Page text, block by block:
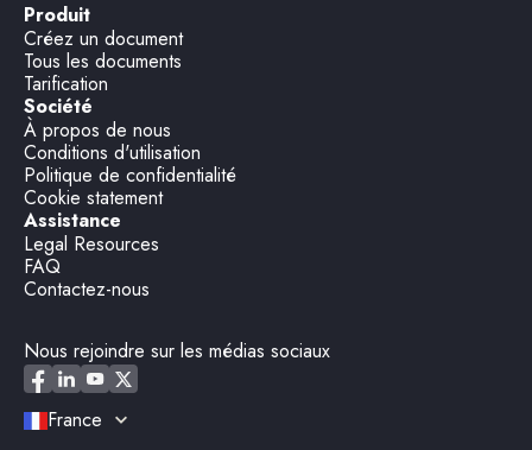
Produit
Créez un document
Tous les documents
Tarification
Société
À propos de nous
Conditions d'utilisation
Politique de confidentialité
Cookie statement
Assistance
Legal Resources
FAQ
Contactez-nous
Nous rejoindre sur les médias sociaux
France